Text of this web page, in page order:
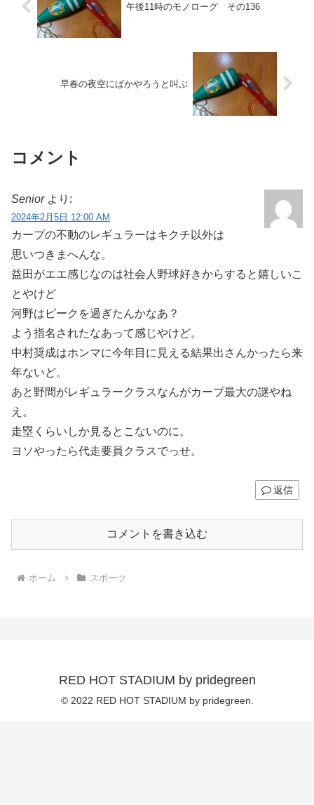
午後11時のモノローグ その136
早春の夜空にばかやろうと叫ぶ
コメント
Senior より:
2024年2月5日 12:00 AM
カープの不動のレギュラーはキクチ以外は
思いつきまへんな。
益田がエエ感じなのは社会人野球好きからすると嬉しいこ
とやけど
河野はピークを過ぎたんかなあ？
よう指名されたなあって感じやけど。
中村奨成はホンマに今年目に見える結果出さんかったら来
年ないど。
あと野間がレギュラークラスなんがカープ最大の謎やね
え。
走塁くらいしか見るとこないのに。
ヨソやったら代走要員クラスでっせ。
返信
コメントを書き込む
ホーム スポーツ
RED HOT STADIUM by pridegreen
© 2022 RED HOT STADIUM by pridegreen.